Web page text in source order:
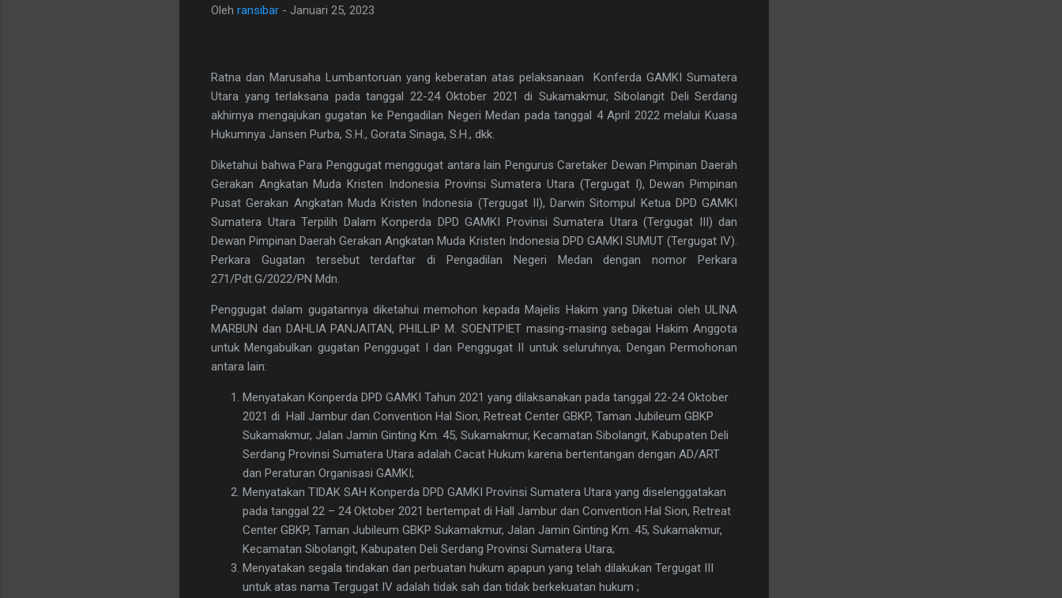
Oleh ransibar - Januari 25, 2023
Ratna dan Marusaha Lumbantoruan yang keberatan atas pelaksanaan Konferda GAMKI Sumatera
Utara yang terlaksana pada tanggal 22-24 Oktober 2021 di Sukamakmur, Sibolangit Deli Serdang
akhirnya mengajukan gugatan ke Pengadilan Negeri Medan pada tanggal 4 April 2022 melalui Kuasa
Hukumnya Jansen Purba, S.H., Gorata Sinaga, S.H., dkk.
Diketahui bahwa Para Penggugat menggugat antara lain Pengurus Caretaker Dewan Pimpinan Daerah
Gerakan Angkatan Muda Kristen Indonesia Provinsi Sumatera Utara (Tergugat I), Dewan Pimpinan
Pusat Gerakan Angkatan Muda Kristen Indonesia (Tergugat II), Darwin Sitompul Ketua DPD GAMKI
Sumatera Utara Terpilih Dalam Konperda DPD GAMKI Provinsi Sumatera Utara (Tergugat III) dan
Dewan Pimpinan Daerah Gerakan Angkatan Muda Kristen Indonesia DPD GAMKI SUMUT (Tergugat IV).
Perkara Gugatan tersebut terdaftar di Pengadilan Negeri Medan dengan nomor Perkara
271/Pdt.G/2022/PN Mdn.
Penggugat dalam gugatannya diketahui memohon kepada Majelis Hakim yang Diketuai oleh ULINA
MARBUN dan DAHLIA PANJAITAN, PHILLIP M. SOENTPIET masing-masing sebagai Hakim Anggota
untuk Mengabulkan gugatan Penggugat I dan Penggugat II untuk seluruhnya; Dengan Permohonan
antara lain:
Menyatakan Konperda DPD GAMKI Tahun 2021 yang dilaksanakan pada tanggal 22-24 Oktober
2021 di Hall Jambur dan Convention Hal Sion, Retreat Center GBKP, Taman Jubileum GBKP
Sukamakmur, Jalan Jamin Ginting Km. 45, Sukamakmur, Kecamatan Sibolangit, Kabupaten Deli
Serdang Provinsi Sumatera Utara adalah Cacat Hukum karena bertentangan dengan AD/ART
dan Peraturan Organisasi GAMKI;
Menyatakan TIDAK SAH Konperda DPD GAMKI Provinsi Sumatera Utara yang diselenggatakan
pada tanggal 22 – 24 Oktober 2021 bertempat di Hall Jambur dan Convention Hal Sion, Retreat
Center GBKP, Taman Jubileum GBKP Sukamakmur, Jalan Jamin Ginting Km. 45, Sukamakmur,
Kecamatan Sibolangit, Kabupaten Deli Serdang Provinsi Sumatera Utara;
Menyatakan segala tindakan dan perbuatan hukum apapun yang telah dilakukan Tergugat III
untuk atas nama Tergugat IV adalah tidak sah dan tidak berkekuatan hukum ;